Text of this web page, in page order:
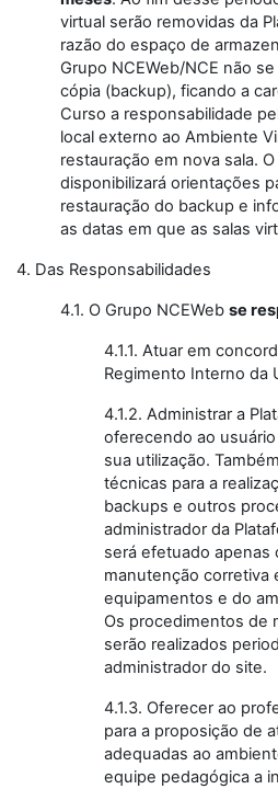
virtual serão removidas da
razão do espaço de
Grupo NCEWeb/NCE não
cópia (backup), ficando a
Curso a responsabilidade
local externo ao Ambiente
restauração em nova sala.
disponibilizará orientações
restauração do backup e
as datas em que as salas
4. Das Responsabilidades
4.1. O Grupo NCEWeb se
4.1.1. Atuar em
Regimento Interno da
4.1.2. Administrar a
oferecendo ao
sua utilização.
técnicas para a
backups e outros
administrador da
será efetuado apenas
manutenção corretiva
equipamentos e do
Os procedimentos de
serão realizados
administrador do site.
4.1.3. Oferecer ao
para a proposição de
adequadas ao
equipe pedagógica a